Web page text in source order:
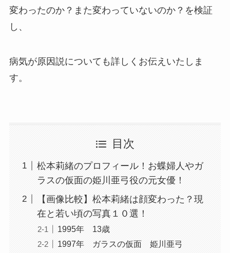
変わったのか？また変わっていないのか？を検証
し、
病気が原因説についても詳しくお伝えいたしま
す。
目次
松本莉緒のプロフィール！お蝶婦人やガ
ラスの仮面の姫川亜弓役の元女優！
【画像比較】松本莉緒は顔変わった？現
在と若い頃の写真１０選！
1995年 13歳
1997年 ガラスの仮面 姫川亜弓